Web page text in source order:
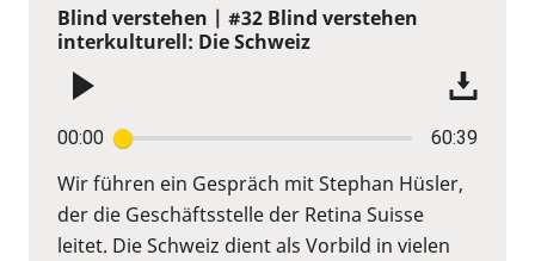
Blind verstehen | #32 Blind verstehen
interkulturell: Die Schweiz
00:00 60:39
Wir führen ein Gespräch mit Stephan Hüsler,
der die Geschäftsstelle der Retina Suisse
leitet. Die Schweiz dient als Vorbild in vielen